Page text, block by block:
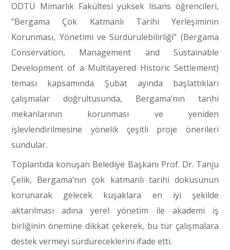
ODTÜ Mimarlık Fakültesi yüksek lisans öğrencileri,
“Bergama Çok Katmanlı Tarihi Yerleşiminin
Korunması, Yönetimi ve Sürdürülebilirliği” (Bergama
Conservation, Management and Sustainable
Development of a Multilayered Historic Settlement)
teması kapsamında Şubat ayında başlattıkları
çalışmalar doğrultusunda, Bergama’nın tarihi
mekanlarının korunması ve yeniden
işlevlendirilmesine yönelik çeşitli proje önerileri
sundular.
Toplantıda konuşan Belediye Başkanı Prof. Dr. Tanju
Çelik, Bergama’nın çok katmanlı tarihi dokusunun
korunarak gelecek kuşaklara en iyi şekilde
aktarılması adına yerel yönetim ile akademi iş
birliğinin önemine dikkat çekerek, bu tür çalışmalara
destek vermeyi sürdüreceklerini ifade etti.